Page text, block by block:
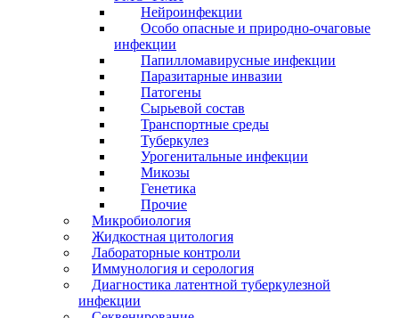
Нейроинфекции
Особо опасные и природно-очаговые
инфекции
Папилломавирусные инфекции
Паразитарные инвазии
Патогены
Сырьевой состав
Транспортные среды
Туберкулез
Урогенитальные инфекции
Микозы
Генетика
Прочие
Микробиология
Жидкостная цитология
Лабораторные контроли
Иммунология и серология
Диагностика латентной туберкулезной
инфекции